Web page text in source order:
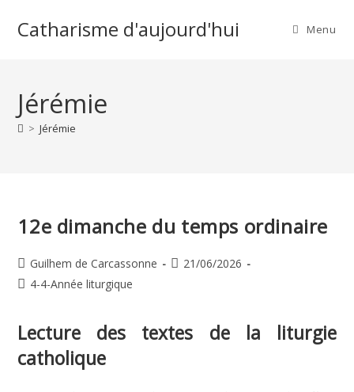
Catharisme d'aujourd'hui Menu
Jérémie
> Jérémie
12e dimanche du temps ordinaire
Auteur/autrice
de
Guilhem de Carcassonne
Publication
21/06/2026
Post4-4-Année liturgique
Lecture des textes de la liturgie
catholique